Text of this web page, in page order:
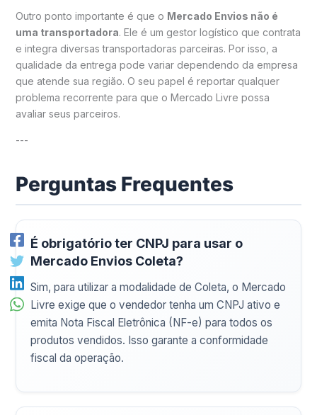
Outro ponto importante é que o Mercado Envios não é
uma transportadora. Ele é um gestor logístico que contrata
e integra diversas transportadoras parceiras. Por isso, a
qualidade da entrega pode variar dependendo da empresa
que atende sua região. O seu papel é reportar qualquer
problema recorrente para que o Mercado Livre possa
avaliar seus parceiros.
---
Perguntas Frequentes
É obrigatório ter CNPJ para usar o
Mercado Envios Coleta?
Sim, para utilizar a modalidade de Coleta, o Mercado
Livre exige que o vendedor tenha um CNPJ ativo e
emita Nota Fiscal Eletrônica (NF-e) para todos os
produtos vendidos. Isso garante a conformidade
fiscal da operação.